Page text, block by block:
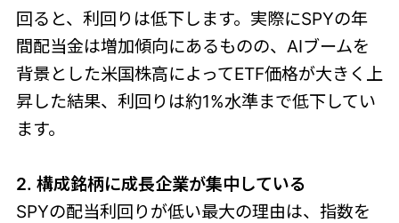
回ると、利回りは低下します。実際にSPYの年
間配当金は増加傾向にあるものの、AIブームを
背景とした米国株高によってETF価格が大きく上
昇した結果、利回りは約1%水準まで低下してい
ます。
2. 構成銘柄に成長企業が集中している
SPYの配当利回りが低い最大の理由は、指数を